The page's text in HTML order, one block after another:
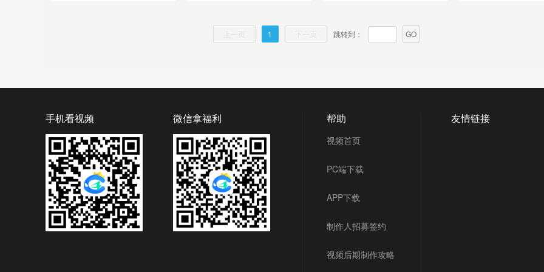
1 下一页 跳转到： GO
手机看视频 微信拿福利 帮助
视频首页
PC端下载
APP下载
制作人招募签约
视频后期制作攻略
友情链接